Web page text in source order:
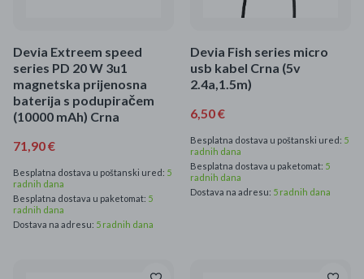
Devia Extreem speed
series PD 20 W 3u1
magnetska prijenosna
baterija s podupiračem
(10000 mAh) Crna
71,90 €
Besplatna dostava u poštanski ured: 5
radnih dana
Besplatna dostava u paketomat: 5
radnih dana
Dostava na adresu: 5 radnih dana
Devia Fish series micro
usb kabel Crna (5v
2.4a,1.5m)
6,50 €
Besplatna dostava u poštanski ured: 5
radnih dana
Besplatna dostava u paketomat: 5
radnih dana
Dostava na adresu: 5 radnih dana